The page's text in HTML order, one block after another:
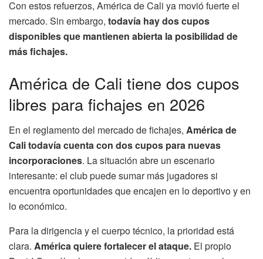
Con estos refuerzos, América de Cali ya movió fuerte el
mercado. Sin embargo, todavía hay dos cupos
disponibles que mantienen abierta la posibilidad de
más fichajes.
América de Cali tiene dos cupos
libres para fichajes en 2026
En el reglamento del mercado de fichajes, América de
Cali todavía cuenta con dos cupos para nuevas
incorporaciones. La situación abre un escenario
interesante: el club puede sumar más jugadores si
encuentra oportunidades que encajen en lo deportivo y en
lo económico.
Para la dirigencia y el cuerpo técnico, la prioridad está
clara. América quiere fortalecer el ataque. El propio